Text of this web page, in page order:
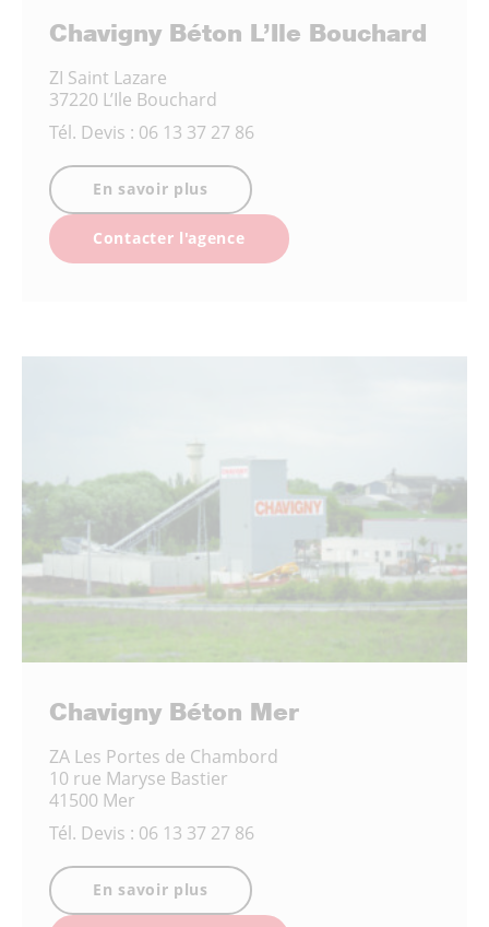
Chavigny Béton L’Ile Bouchard
ZI Saint Lazare
37220 L’Ile Bouchard
Tél. Devis : 06 13 37 27 86
En savoir plus
Contacter l'agence
Chavigny Béton Mer
ZA Les Portes de Chambord
10 rue Maryse Bastier
41500 Mer
Tél. Devis : 06 13 37 27 86
En savoir plus